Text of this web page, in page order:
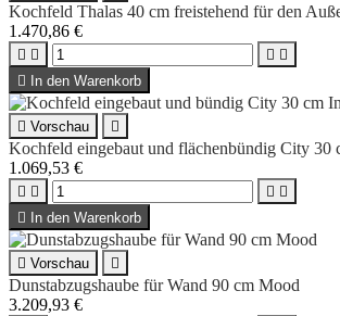
Kochfeld Thalas 40 cm freistehend für den
1.470,86 €
   

In den Warenkorb
 Vorschau 
Kochfeld eingebaut und flächenbündig City 30
1.069,53 €
   

In den Warenkorb
 Vorschau 
Dunstabzugshaube für Wand 90 cm Mood
3.209,93 €